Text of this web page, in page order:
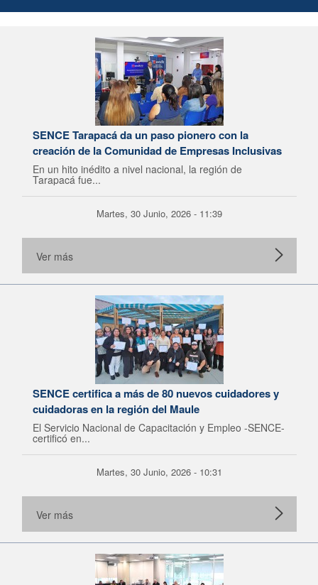
SENCE Tarapacá da un paso pionero con la
creación de la Comunidad de Empresas Inclusivas
En un hito inédito a nivel nacional, la región de
Tarapacá fue...
Martes, 30 Junio, 2026 - 11:39
Ver más
SENCE certifica a más de 80 nuevos cuidadores y
cuidadoras en la región del Maule
El Servicio Nacional de Capacitación y Empleo -SENCE-
certificó en...
Martes, 30 Junio, 2026 - 10:31
Ver más